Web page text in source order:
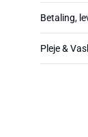
Betaling,
Pleje &